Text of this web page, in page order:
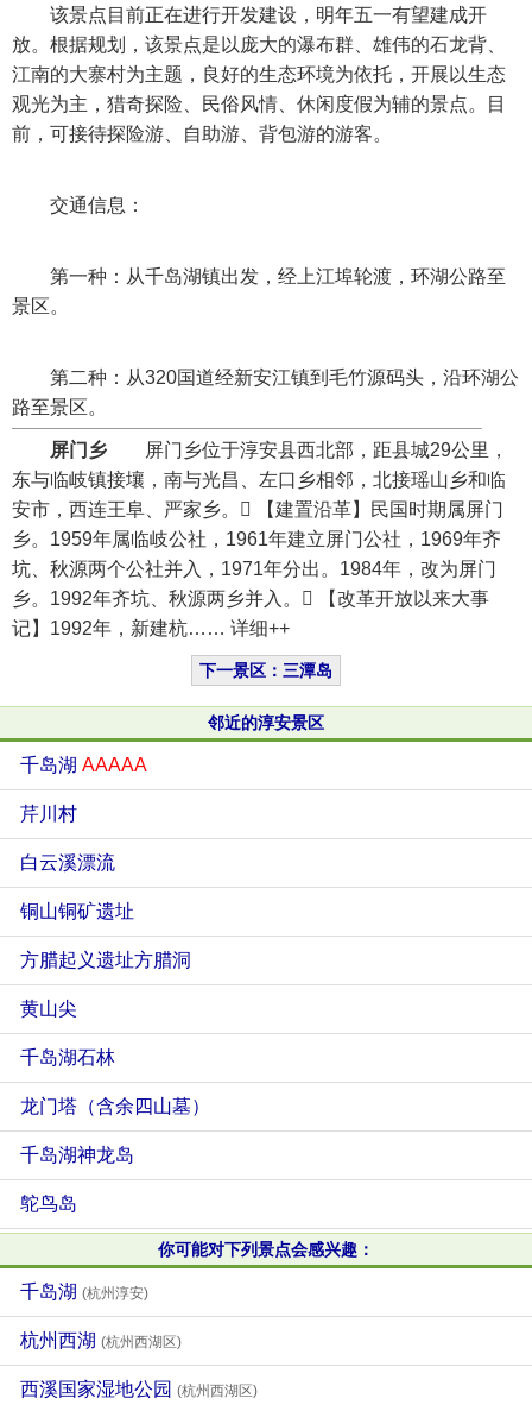
该景点目前正在进行开发建设，明年五一有望建成开
放。根据规划，该景点是以庞大的瀑布群、雄伟的石龙背、
江南的大寨村为主题，良好的生态环境为依托，开展以生态
观光为主，猎奇探险、民俗风情、休闲度假为辅的景点。目
前，可接待探险游、自助游、背包游的游客。
交通信息：
第一种：从千岛湖镇出发，经上江埠轮渡，环湖公路至
景区。
第二种：从320国道经新安江镇到毛竹源码头，沿环湖公
路至景区。
屏门乡 屏门乡位于淳安县西北部，距县城29公里，
东与临岐镇接壤，南与光昌、左口乡相邻，北接瑶山乡和临
安市，西连王阜、严家乡。 【建置沿革】民国时期属屏门
乡。1959年属临岐公社，1961年建立屏门公社，1969年齐
坑、秋源两个公社并入，1971年分出。1984年，改为屏门
乡。1992年齐坑、秋源两乡并入。 【改革开放以来大事
记】1992年，新建杭…… 详细++
下一景区：三潭岛
邻近的淳安景区
千岛湖 AAAAA
芹川村
白云溪漂流
铜山铜矿遗址
方腊起义遗址方腊洞
黄山尖
千岛湖石林
龙门塔（含余四山墓）
千岛湖神龙岛
鸵鸟岛
你可能对下列景点会感兴趣：
千岛湖 (杭州淳安)
杭州西湖 (杭州西湖区)
西溪国家湿地公园 (杭州西湖区)